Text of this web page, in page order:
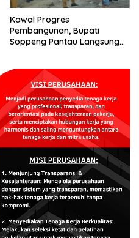
Kawal Progres
Pembangunan, Bupati
Soppeng Pantau Langsung